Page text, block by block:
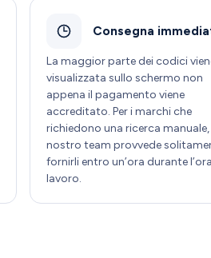
Consegna
La maggior parte dei codici
visualizzata sullo schermo non
appena il pagamento viene
accreditato. Per i marchi che
richiedono una ricerca manuale,
nostro team provvede
fornirli entro un’ora durante
lavoro.